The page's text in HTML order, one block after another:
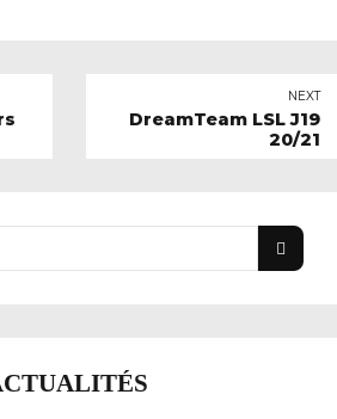
NEXT
DreamTeam LSL J19
20/21